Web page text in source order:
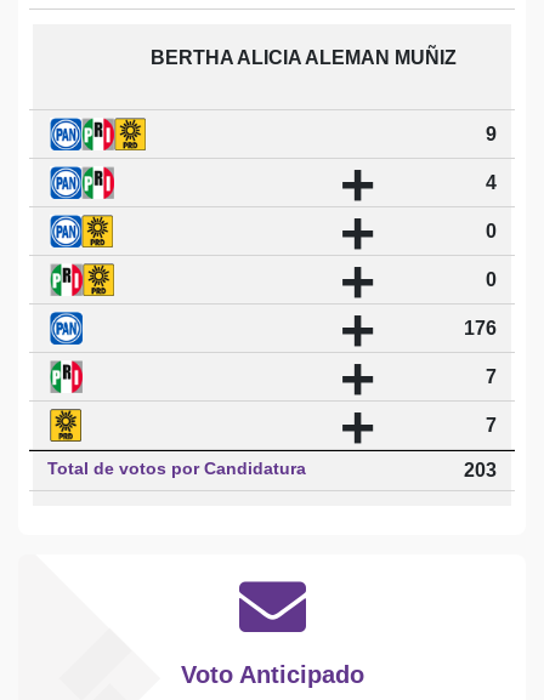
BERTHA ALICIA ALEMAN MUÑIZ
9
+ 4
+ 0
+ 0
+ 176
+ 7
+ 7
Total de votos por Candidatura 203
Voto Anticipado